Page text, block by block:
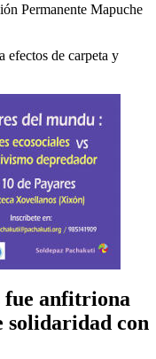
Permanente Mapuche
efectos de carpeta y
fue anfitriona
solidaridad con